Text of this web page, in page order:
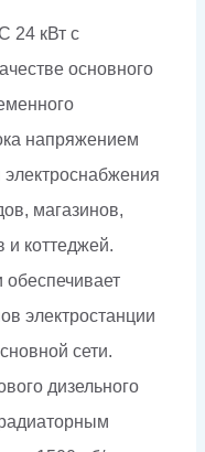
24 кВт с
основного
напряжением
магазинов,
и коттеджей.
обеспечивает
электростанции
сети.
дизельного